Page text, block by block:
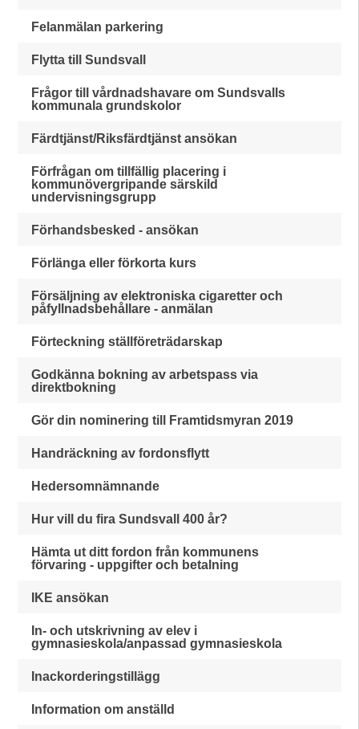
Felanmälan parkering
Flytta till Sundsvall
Frågor till vårdnadshavare om Sundsvalls
kommunala grundskolor
Färdtjänst/Riksfärdtjänst ansökan
Förfrågan om tillfällig placering i
kommunövergripande särskild
undervisningsgrupp
Förhandsbesked - ansökan
Förlänga eller förkorta kurs
Försäljning av elektroniska cigaretter och
påfyllnadsbehållare - anmälan
Förteckning ställföreträdarskap
Godkänna bokning av arbetspass via
direktbokning
Gör din nominering till Framtidsmyran 2019
Handräckning av fordonsflytt
Hedersomnämnande
Hur vill du fira Sundsvall 400 år?
Hämta ut ditt fordon från kommunens
förvaring - uppgifter och betalning
IKE ansökan
In- och utskrivning av elev i
gymnasieskola/anpassad gymnasieskola
Inackorderingstillägg
Information om anställd